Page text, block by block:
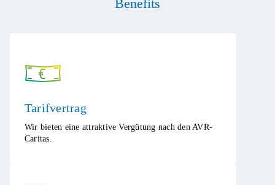
Benefits
Tarifvertrag
​Wir bieten eine attraktive Vergütung nach den AVR-
Caritas.